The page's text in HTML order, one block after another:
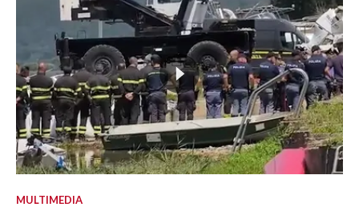
MULTIMEDIA